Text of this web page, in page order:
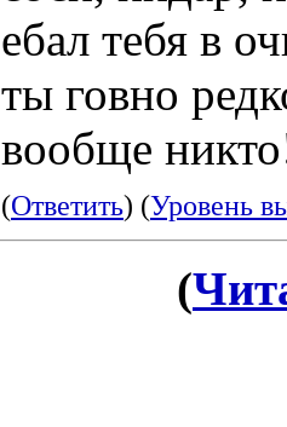
ебал тебя в
ты говно
вообще
(Ответить) (Уровень
(